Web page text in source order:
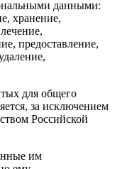
данными:
хранение,
предоставление,
для общего
за исключением
Российской
им